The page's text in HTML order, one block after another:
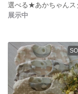
選べる★あかちゃんス
展示中